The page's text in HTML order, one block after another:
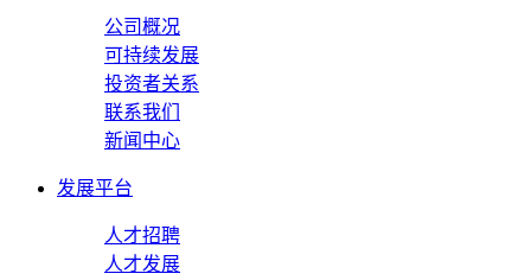
公司概况
可持续发展
投资者关系
联系我们
新闻中心
发展平台
人才招聘
人才发展